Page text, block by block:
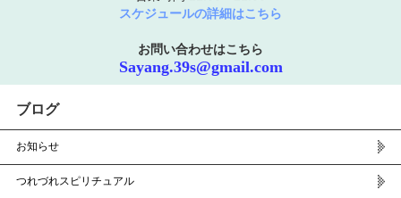
スケジュールの詳細はこちら
お問い合わせはこちら
Sayang.39s@gmail.com
ブログ
お知らせ
つれづれスピリチュアル